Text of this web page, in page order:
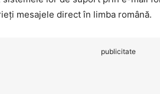
mesajele direct în limba română.
publicitate